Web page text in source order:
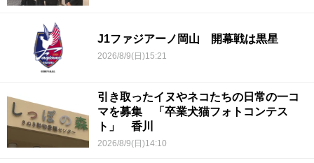
J1ファジアーノ岡山 開幕戦は黒星
2026/8/9(日)15:21
引き取ったイヌやネコたちの日常の一コ
マを募集 「卒業犬猫フォトコンテス
ト」 香川
2026/8/9(日)14:10